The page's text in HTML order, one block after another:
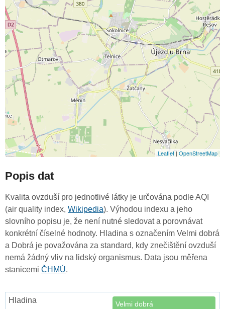
Leaflet | OpenStreetMap
Popis dat
Kvalita ovzduší pro jednotlivé látky je určována podle AQI
(air quality index, Wikipedia). Výhodou indexu a jeho
slovního popisu je, že není nutné sledovat a porovnávat
konkrétní číselné hodnoty. Hladina s označením Velmi dobrá
a Dobrá je považována za standard, kdy znečištění ovzduší
nemá žádný vliv na lidský organismus. Data jsou měřena
stanicemi ČHMÚ.
Velmi dobrá